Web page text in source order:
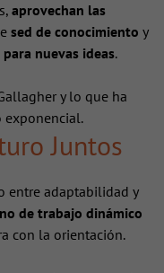
aprovechan las
sed de conocimiento y
nuevas ideas.
y lo que ha
exponencial.
Juntos
entre adaptabilidad y
de trabajo dinámico
con la orientación.